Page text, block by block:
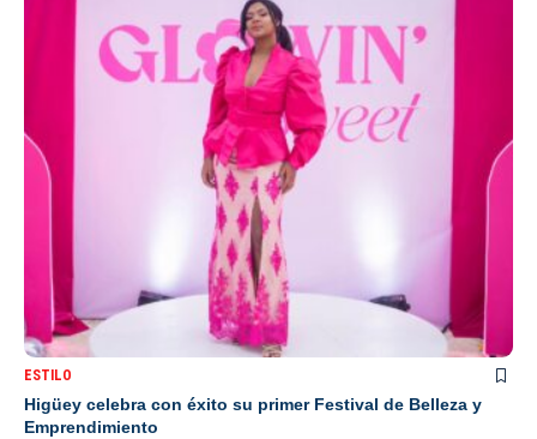
ESTILO
Higüey celebra con éxito su primer Festival de Belleza y
Emprendimiento